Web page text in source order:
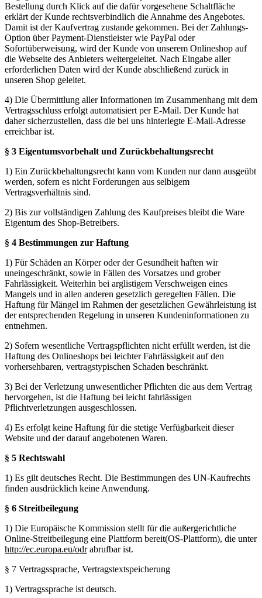
Bestellung durch Klick auf die dafür vorgesehene Schaltfläche
erklärt der Kunde rechtsverbindlich die Annahme des Angebotes.
Damit ist der Kaufvertrag zustande gekommen. Bei der Zahlungs-
Option über Payment-Dienstleister wie PayPal oder
Sofortüberweisung, wird der Kunde von unserem Onlineshop auf
die Webseite des Anbieters weitergeleitet. Nach Eingabe aller
erforderlichen Daten wird der Kunde abschließend zurück in
unseren Shop geleitet.
4) Die Übermittlung aller Informationen im Zusammenhang mit dem
Vertragsschluss erfolgt automatisiert per E-Mail. Der Kunde hat
daher sicherzustellen, dass die bei uns hinterlegte E-Mail-Adresse
erreichbar ist.
§ 3 Eigentumsvorbehalt und Zurückbehaltungsrecht
1) Ein Zurückbehaltungsrecht kann vom Kunden nur dann ausgeübt
werden, sofern es nicht Forderungen aus selbigem
Vertragsverhältnis sind.
2) Bis zur vollständigen Zahlung des Kaufpreises bleibt die Ware
Eigentum des Shop-Betreibers.
§ 4 Bestimmungen zur Haftung
1) Für Schäden an Körper oder der Gesundheit haften wir
uneingeschränkt, sowie in Fällen des Vorsatzes und grober
Fahrlässigkeit. Weiterhin bei arglistigem Verschweigen eines
Mangels und in allen anderen gesetzlich geregelten Fällen. Die
Haftung für Mängel im Rahmen der gesetzlichen Gewährleistung ist
der entsprechenden Regelung in unseren Kundeninformationen zu
entnehmen.
2) Sofern wesentliche Vertragspflichten nicht erfüllt werden, ist die
Haftung des Onlineshops bei leichter Fahrlässigkeit auf den
vorhersehbaren, vertragstypischen Schaden beschränkt.
3) Bei der Verletzung unwesentlicher Pflichten die aus dem Vertrag
hervorgehen, ist die Haftung bei leicht fahrlässigen
Pflichtverletzungen ausgeschlossen.
4) Es erfolgt keine Haftung für die stetige Verfügbarkeit dieser
Website und der darauf angebotenen Waren.
§ 5 Rechtswahl
1) Es gilt deutsches Recht. Die Bestimmungen des UN-Kaufrechts
finden ausdrücklich keine Anwendung.
§ 6 Streitbeilegung
1) Die Europäische Kommission stellt für die außergerichtliche
Online-Streitbeilegung eine Plattform bereit(OS-Plattform), die unter
http://ec.europa.eu/odrabrufbar ist.
§ 7 Vertragssprache, Vertragstextspeicherung
1) Vertragssprache ist deutsch.